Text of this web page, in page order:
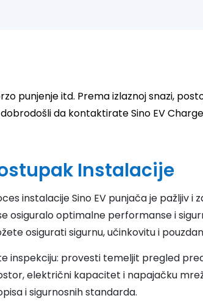
punjenje itd. Prema izlaznoj snazi,
da kontaktirate Sino EV
Instalacije
instalacije Sino EV punjača je pažljiv i
osiguralo optimalne performanse i
osigurati sigurnu, učinkovitu i
inspekciju: provesti temeljit pregled
električni kapacitet i napajačku
i sigurnosnih standarda.